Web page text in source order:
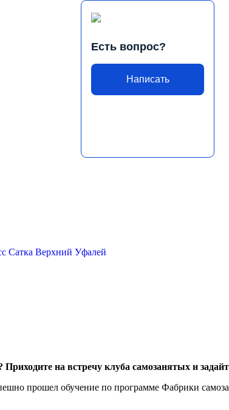
Есть вопрос?
Написать
Сатка Верхний Уфалей
на встречу клуба самозанятых и
прошел обучение по программе Фабрики